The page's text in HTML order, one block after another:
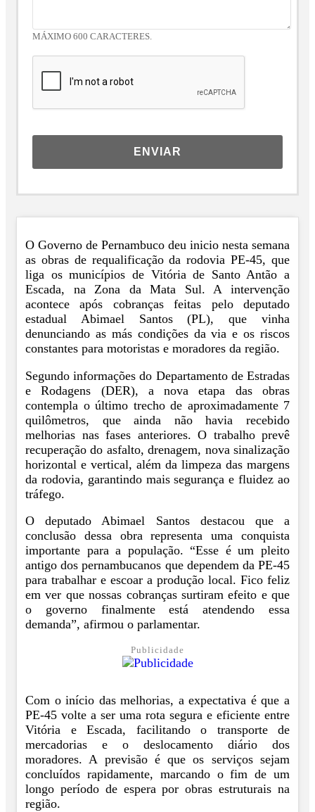
MÁXIMO 600 CARACTERES.
ENVIAR
O Governo de Pernambuco deu inicio nesta semana
as obras de requalificação da rodovia PE-45, que
liga os municípios de Vitória de Santo Antão a
Escada, na Zona da Mata Sul. A intervenção
acontece após cobranças feitas pelo deputado
estadual Abimael Santos (PL), que vinha
denunciando as más condições da via e os riscos
constantes para motoristas e moradores da região.
Segundo informações do Departamento de Estradas
e Rodagens (DER), a nova etapa das obras
contempla o último trecho de aproximadamente 7
quilômetros, que ainda não havia recebido
melhorias nas fases anteriores. O trabalho prevê
recuperação do asfalto, drenagem, nova sinalização
horizontal e vertical, além da limpeza das margens
da rodovia, garantindo mais segurança e fluidez ao
tráfego.
O deputado Abimael Santos destacou que a
conclusão dessa obra representa uma conquista
importante para a população. “Esse é um pleito
antigo dos pernambucanos que dependem da PE-45
para trabalhar e escoar a produção local. Fico feliz
em ver que nossas cobranças surtiram efeito e que
o governo finalmente está atendendo essa
demanda”, afirmou o parlamentar.
Publicidade
Com o início das melhorias, a expectativa é que a
PE-45 volte a ser uma rota segura e eficiente entre
Vitória e Escada, facilitando o transporte de
mercadorias e o deslocamento diário dos
moradores. A previsão é que os serviços sejam
concluídos rapidamente, marcando o fim de um
longo período de espera por obras estruturais na
região.